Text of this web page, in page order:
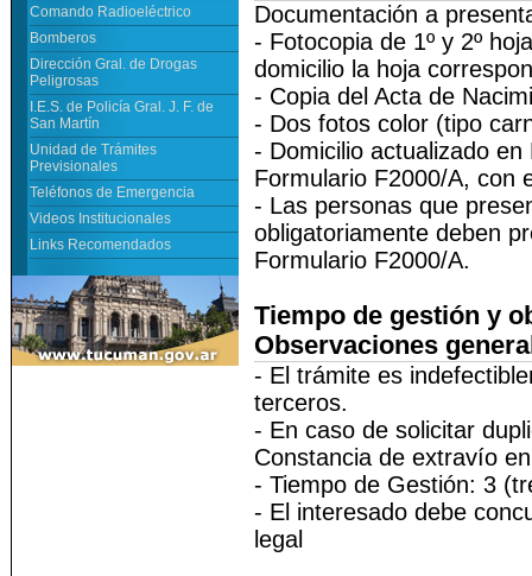
Comando Radioeléctrico
Bomberos
Dirección Gral. de Drogas
Peligrosas
I.E.S. de Policía Gral. J. F. de
San Martín
Unidad de Trámites
Previsionales
Teléfonos de Emergencia
Videos Institucionales
Links Recomendados
Documentación a
- Fotocopia de 1º y 2º
domicilio la hoja
- Copia del Acta de
- Dos fotos color (tipo
- Domicilio actualizado
Formulario F2000/A, con
- Las personas que
obligatoriamente deben
Formulario F2000/A.
Tiempo de gestión y
Observaciones
- El trámite es
terceros.
- En caso de solicitar
Constancia de extravío
- Tiempo de Gestión: 3
- El interesado debe
legal